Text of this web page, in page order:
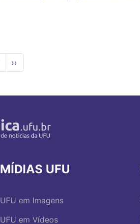
Próxima
página
››
MÍDIAS UFU
UFU em Imagens
UFU em Vídeos